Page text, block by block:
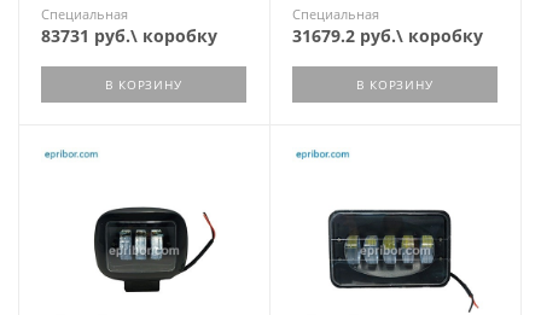
Специальная
83731 руб.\ коробку
В КОРЗИНУ
Специальная
31679.2 руб.\ коробку
В КОРЗИНУ